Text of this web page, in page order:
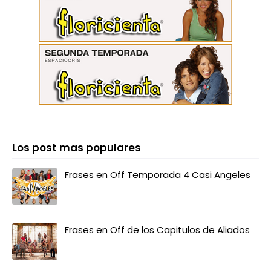
Los post mas populares
Frases en Off Temporada 4 Casi Angeles
Frases en Off de los Capitulos de Aliados